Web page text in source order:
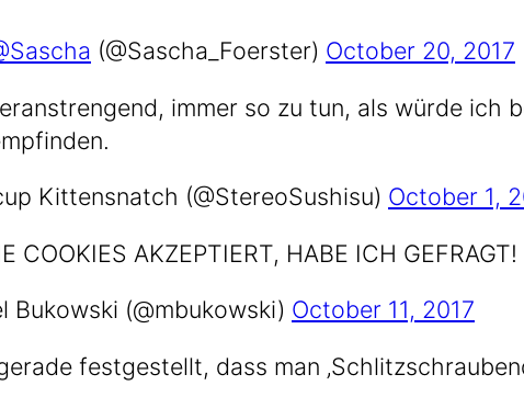
(@Sascha_Foerster) Octo­ber 20, 2017
immer so zu tun, als wür­de
Kit­tens­natch (@StereoSushisu) Octo­ber 1,
COOKIES AKZEPTIERT, HABE ICH GEFRAGT!
(@mbukowski) Octo­ber 11, 2017
fest­ge­stellt, dass man